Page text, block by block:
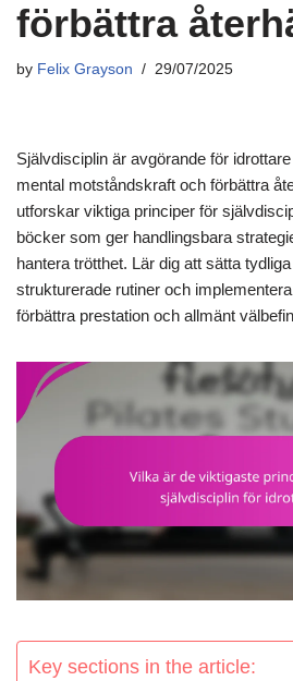
förbättra
by Felix Grayson 29/07/2025
Självdisciplin är avgörande för
mental motståndskraft och förbättra
utforskar viktiga principer för
böcker som ger handlingsbara
hantera trötthet. Lär dig att sätta
strukturerade rutiner och
förbättra prestation och allmänt
Key sections in the article: